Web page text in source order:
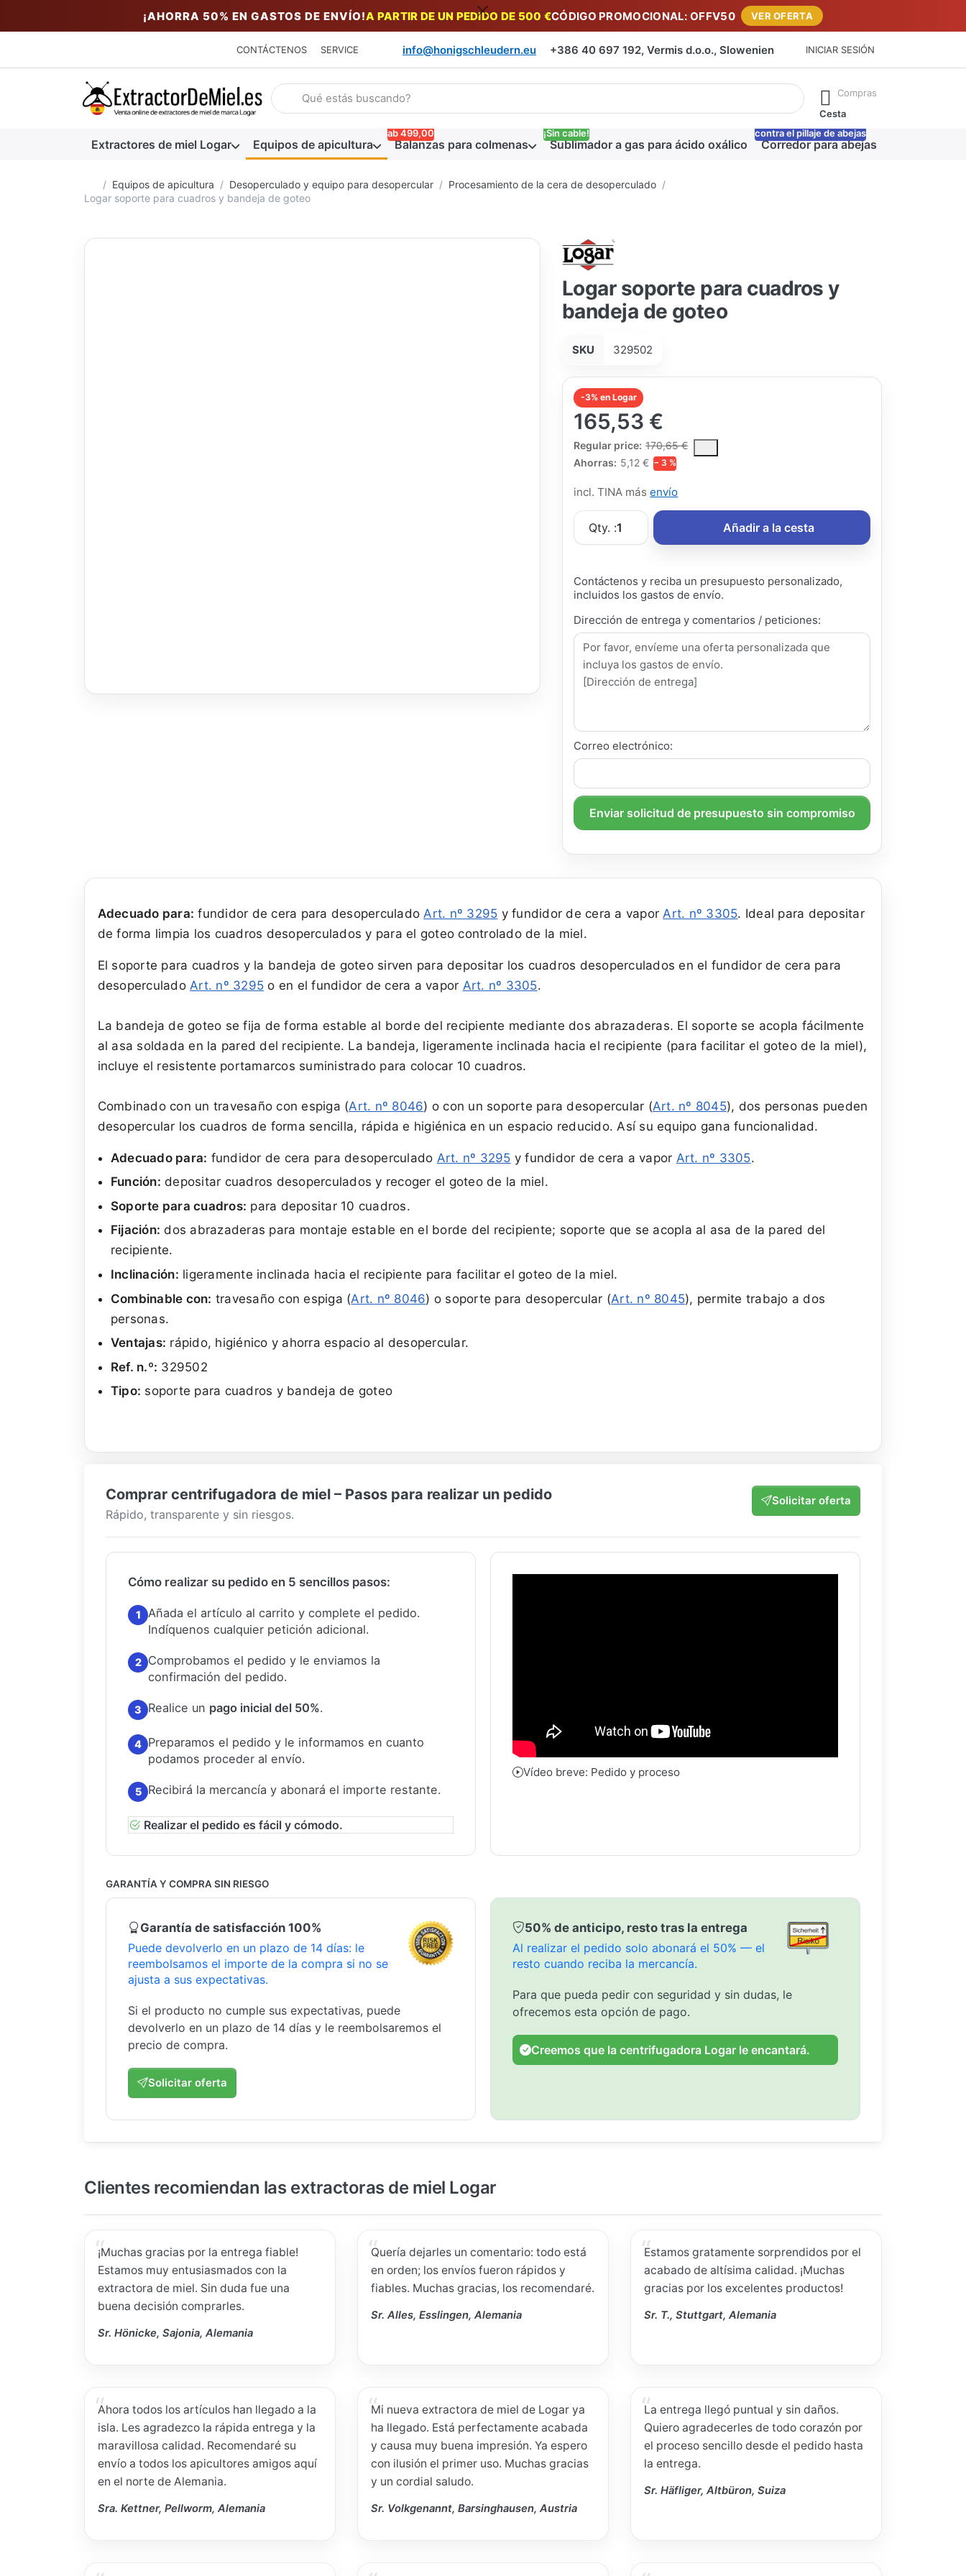
¡AHORRA 50% EN GASTOS DE ENVÍO!A PARTIR DE UN PEDIDO DE 500 €CÓDIGO PROMOCIONAL: OFFV50 VER OFERTA
CONTÁCTENOS SERVICE info@honigschleudern.eu +386 40 697 192, Vermis d.o.o., Slowenien INICIAR SESIÓN
Introduzca un término de búsqueda. Los primeros resultados aparecen automáticamente a medida que escribe. Pulse la tecla Intro para
Compras
Cesta
Extractores de miel Logar Equipos de apicultura Balanzas para colmenas
ab 499,00
Sublimador a gas para ácido oxálico
¡Sin cable!
Corredor para abejas
contra el pillaje de abejas
Página de inicio
Equipos de apicultura Desoperculado y equipo para desopercular
Procesamiento de la cera de desoperculado
Logar soporte para cuadros y bandeja de goteo
Logar soporte para cuadros y
bandeja de goteo
SKU 329502
-3% en Logar
165,53 €
Regular price: 170,65 €
The Regular Price is the median selling price paid by customers for a product,
Ahorras: 5,12 € − 3 %
incl. TINA másenvío
Qty. :1 Añadir a la cesta
Contáctenos y reciba un presupuesto personalizado,
incluidos los gastos de envío.
Dirección de entrega y comentarios / peticiones:
Correo electrónico:
Enviar solicitud de presupuesto sin compromiso
Adecuado para: fundidor de cera para desoperculado Art. nº 3295 y fundidor de cera a vapor Art. nº 3305. Ideal para depositar
de forma limpia los cuadros desoperculados y para el goteo controlado de la miel.
El soporte para cuadros y la bandeja de goteo sirven para depositar los cuadros desoperculados en el fundidor de cera para
desoperculado Art. nº 3295 o en el fundidor de cera a vapor Art. nº 3305.
La bandeja de goteo se fija de forma estable al borde del recipiente mediante dos abrazaderas. El soporte se acopla fácilmente
al asa soldada en la pared del recipiente. La bandeja, ligeramente inclinada hacia el recipiente (para facilitar el goteo de la miel),
incluye el resistente portamarcos suministrado para colocar 10 cuadros.
Combinado con un travesaño con espiga (Art. nº 8046) o con un soporte para desopercular (Art. nº 8045), dos personas pueden
desopercular los cuadros de forma sencilla, rápida e higiénica en un espacio reducido. Así su equipo gana funcionalidad.
Adecuado para: fundidor de cera para desoperculado Art. nº 3295 y fundidor de cera a vapor Art. nº 3305.
Función: depositar cuadros desoperculados y recoger el goteo de la miel.
Soporte para cuadros: para depositar 10 cuadros.
Fijación: dos abrazaderas para montaje estable en el borde del recipiente; soporte que se acopla al asa de la pared del
recipiente.
Inclinación: ligeramente inclinada hacia el recipiente para facilitar el goteo de la miel.
Combinable con: travesaño con espiga (Art. nº 8046) o soporte para desopercular (Art. nº 8045), permite trabajo a dos
personas.
Ventajas: rápido, higiénico y ahorra espacio al desopercular.
Ref. n.º: 329502
Tipo: soporte para cuadros y bandeja de goteo
Comprar centrifugadora de miel – Pasos para realizar un pedido
Rápido, transparente y sin riesgos.
Solicitar oferta
Cómo realizar su pedido en 5 sencillos pasos:
1
Añada el artículo al carrito y complete el pedido.
Indíquenos cualquier petición adicional.
2
Comprobamos el pedido y le enviamos la
confirmación del pedido.
3 Realice un pago inicial del 50%.
4 Preparamos el pedido y le informamos en cuanto
podamos proceder al envío.
5 Recibirá la mercancía y abonará el importe restante.
Realizar el pedido es fácil y cómodo.
Vídeo breve: Pedido y proceso
GARANTÍA Y COMPRA SIN RIESGO
Garantía de satisfacción 100%
Puede devolverlo en un plazo de 14 días: le
reembolsamos el importe de la compra si no se
ajusta a sus expectativas.
Si el producto no cumple sus expectativas, puede
devolverlo en un plazo de 14 días y le reembolsaremos el
precio de compra.
Solicitar oferta
50% de anticipo, resto tras la entrega
Al realizar el pedido solo abonará el 50% — el
resto cuando reciba la mercancía.
Para que pueda pedir con seguridad y sin dudas, le
ofrecemos esta opción de pago.
Creemos que la centrifugadora Logar le encantará.
Clientes recomiendan las extractoras de miel Logar
¡Muchas gracias por la entrega fiable!
Estamos muy entusiasmados con la
extractora de miel. Sin duda fue una
buena decisión comprarles.
Sr. Hönicke, Sajonia, Alemania
Quería dejarles un comentario: todo está
en orden; los envíos fueron rápidos y
fiables. Muchas gracias, los recomendaré.
Sr. Alles, Esslingen, Alemania
Estamos gratamente sorprendidos por el
acabado de altísima calidad. ¡Muchas
gracias por los excelentes productos!
Sr. T., Stuttgart, Alemania
Ahora todos los artículos han llegado a la
isla. Les agradezco la rápida entrega y la
maravillosa calidad. Recomendaré su
envío a todos los apicultores amigos aquí
en el norte de Alemania.
Sra. Kettner, Pellworm, Alemania
Mi nueva extractora de miel de Logar ya
ha llegado. Está perfectamente acabada
y causa muy buena impresión. Ya espero
con ilusión el primer uso. Muchas gracias
y un cordial saludo.
Sr. Volkgenannt, Barsinghausen, Austria
La entrega llegó puntual y sin daños.
Quiero agradecerles de todo corazón por
el proceso sencillo desde el pedido hasta
la entrega.
Sr. Häfliger, Altbüron, Suiza